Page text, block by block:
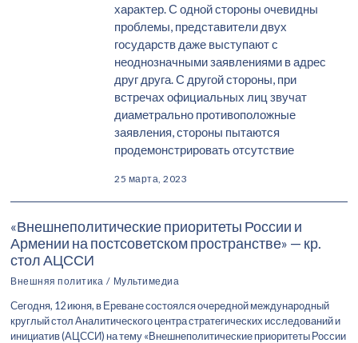
характер. С одной стороны очевидны
проблемы, представители двух
государств даже выступают с
неоднозначными заявлениями в адрес
друг друга. С другой стороны, при
встречах официальных лиц звучат
диаметрально противоположные
заявления, стороны пытаются
продемонстрировать отсутствие
25 марта, 2023
«Внешнеполитические приоритеты России и
Армении на постсоветском пространстве» — кр.
стол АЦССИ
Внешняя политика / Мультимедиа
Сегодня, 12 июня, в Ереване состоялся очередной международный
круглый стол Аналитического центра стратегических исследований и
инициатив (АЦССИ) на тему «Внешнеполитические приоритеты России